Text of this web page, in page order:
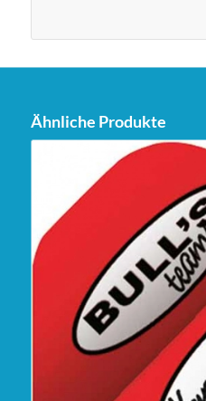
Ähnliche Produkte